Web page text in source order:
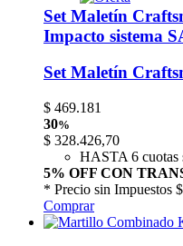
Set Maletín
Impacto sistema
Set Maletín
$ 469.181
30%
$ 328.426,70
HASTA 6 cuotas
5% OFF CON
* Precio sin Impuestos
Comprar